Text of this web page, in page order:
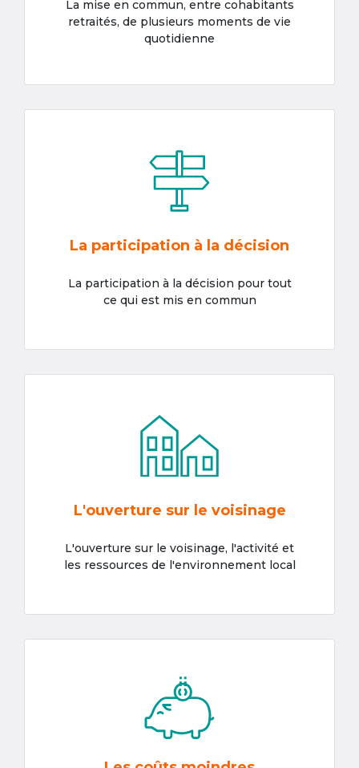
La mise en commun, entre cohabitants
retraités, de plusieurs moments de vie
quotidienne
La participation à la décision
La participation à la décision pour tout
ce qui est mis en commun
L'ouverture sur le voisinage
L'ouverture sur le voisinage, l'activité et
les ressources de l'environnement local